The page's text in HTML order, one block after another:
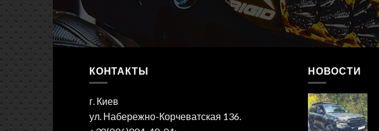
КОНТАКТЫ
г. Киев
ул. Набережно-Корчеватская 136.
НОВОСТИ